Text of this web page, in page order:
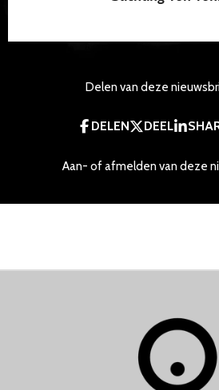
Delen van deze
DELEN DEEL
Aan- of afmelden van deze